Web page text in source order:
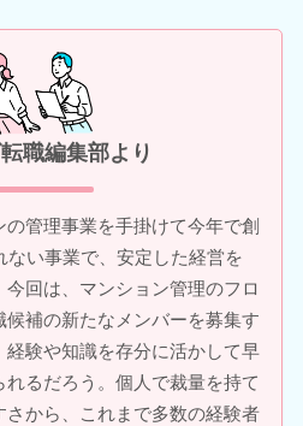
職編集部より
管理事業を手掛けて今年で創
ない事業で、安定した経営を
回は、マンション管理のフロ
候補の新たなメンバーを募集す
経験や知識を存分に活かして早
るだろう。個人で裁量を持て
さから、これまで多数の経験者